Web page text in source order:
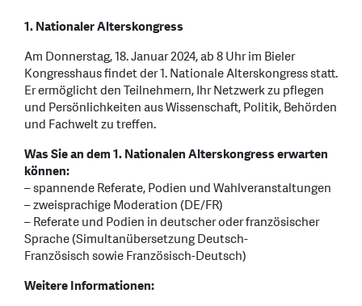
1. Nationaler Alterskongress
Am Donnerstag, 18. Januar 2024, ab 8 Uhr im Bieler
Kongresshaus findet der 1. Nationale Alterskongress statt.
Er ermöglicht den Teilnehmern, Ihr Netzwerk zu pflegen
und Persönlichkeiten aus Wissenschaft, Politik, Behörden
und Fachwelt zu treffen.
Was Sie an dem 1. Nationalen Alterskongress erwarten
können:
– spannende Referate, Podien und Wahlveranstaltungen
– zweisprachige Moderation (DE/FR)
– Referate und Podien in deutscher oder französischer
Sprache (Simultanübersetzung Deutsch-
Französisch sowie Französisch-Deutsch)
Weitere Informationen: